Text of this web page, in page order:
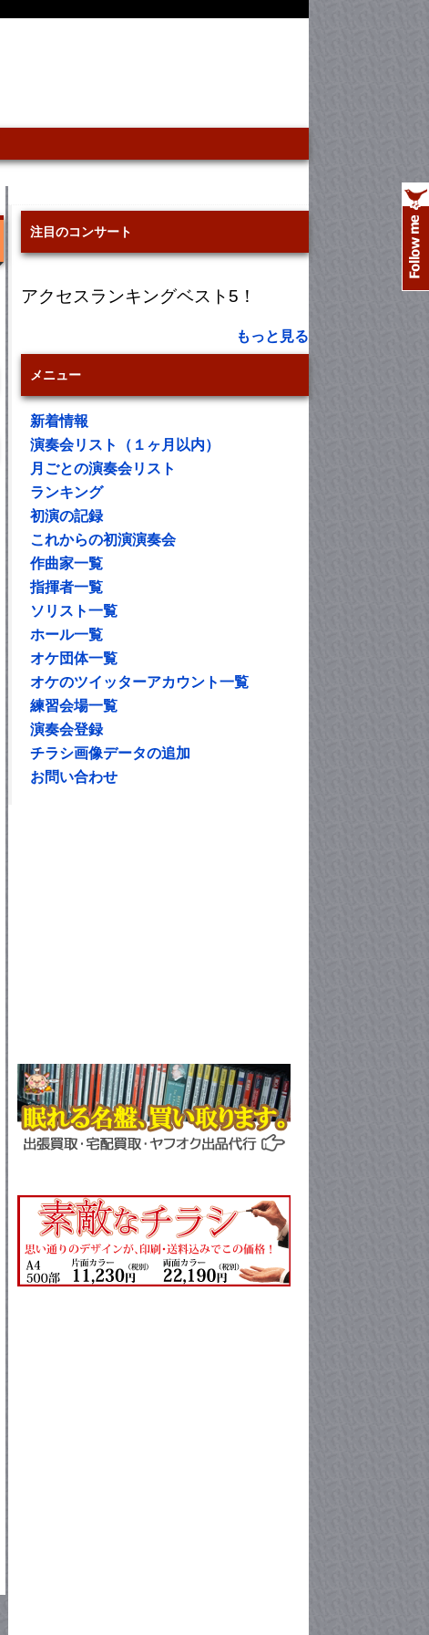
注目のコンサート
アクセスランキングベスト5！
もっと見る
メニュー
新着情報
演奏会リスト（１ヶ月以内）
月ごとの演奏会リスト
ランキング
初演の記録
これからの初演演奏会
作曲家一覧
指揮者一覧
ソリスト一覧
ホール一覧
オケ団体一覧
オケのツイッターアカウント一覧
練習会場一覧
演奏会登録
チラシ画像データの追加
お問い合わせ